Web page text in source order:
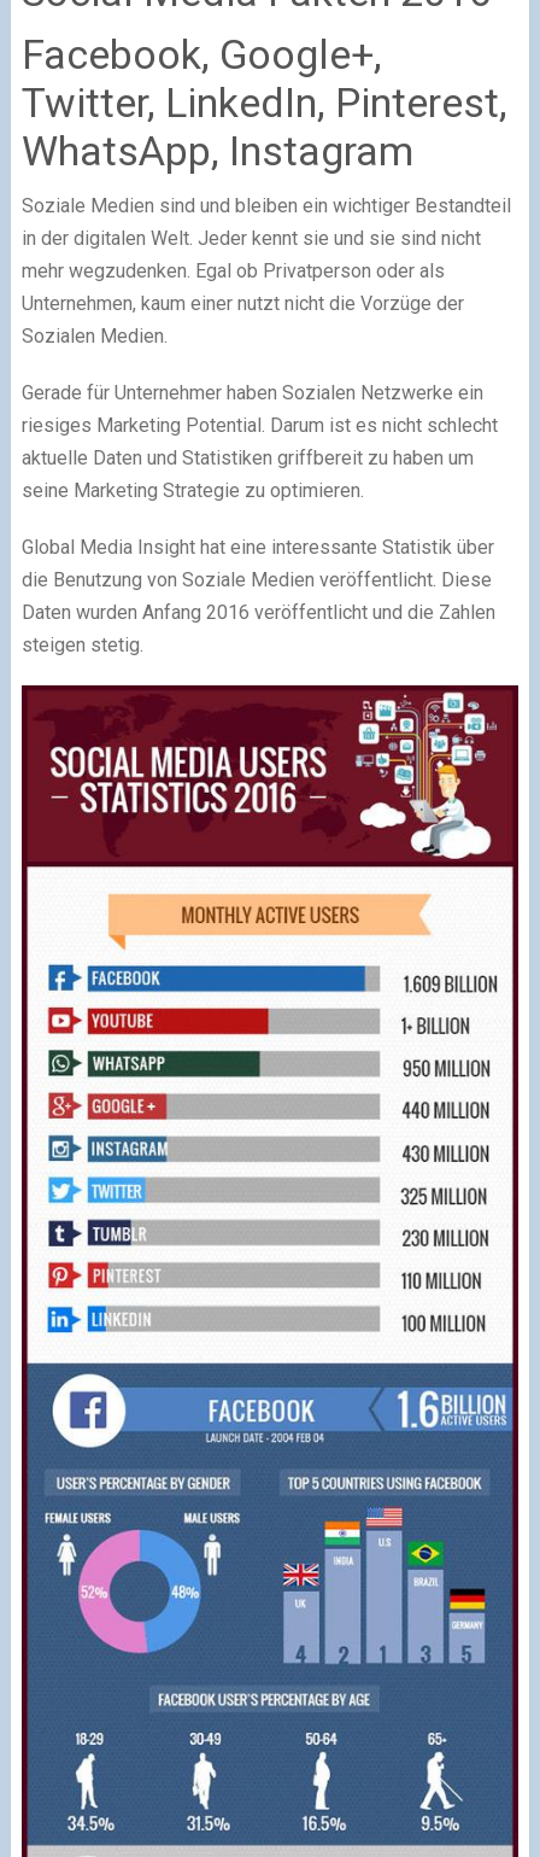
Facebook, Google+,
Twitter, LinkedIn, Pinterest,
WhatsApp, Instagram
Soziale Medien sind und bleiben ein wichtiger Bestandteil
in der digitalen Welt. Jeder kennt sie und sie sind nicht
mehr wegzudenken. Egal ob Privatperson oder als
Unternehmen, kaum einer nutzt nicht die Vorzüge der
Sozialen Medien.
Gerade für Unternehmer haben Sozialen Netzwerke ein
riesiges Marketing Potential. Darum ist es nicht schlecht
aktuelle Daten und Statistiken griffbereit zu haben um
seine Marketing Strategie zu optimieren.
Global Media Insight hat eine interessante Statistik über
die Benutzung von Soziale Medien veröffentlicht. Diese
Daten wurden Anfang 2016 veröffentlicht und die Zahlen
steigen stetig.